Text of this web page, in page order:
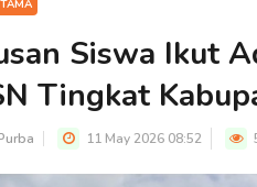
Siswa Ikut
Tingkat
11 May 2026 08:52